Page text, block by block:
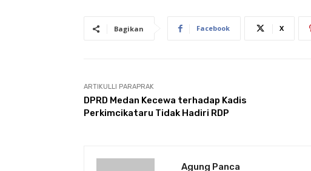
Bagikan Facebook X
ARTIKULLI PARAPRAK
DPRD Medan Kecewa terhadap Kadis
Perkimcikataru Tidak Hadiri RDP
Agung Panca